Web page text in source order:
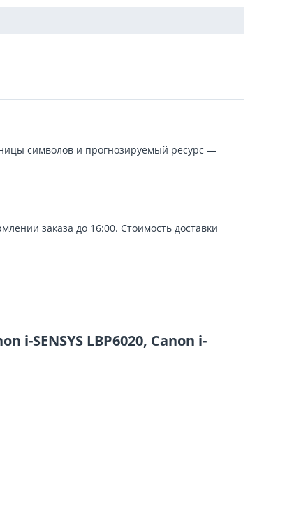
символов и прогнозируемый ресурс —
заказа до 16:00. Стоимость доставки
i-SENSYS LBP6020, Canon i-